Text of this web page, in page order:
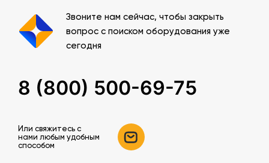
Звоните нам сейчас, чтобы закрыть
вопрос с поиском оборудования уже
сегодня
8 (800) 500-69-75
Или свяжитесь c
нами любым удобным
способом